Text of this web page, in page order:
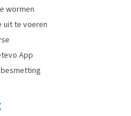
wormen
uit te voeren
App